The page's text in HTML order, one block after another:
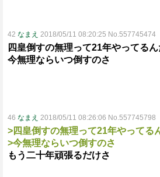
42 なまえ 2018/05/11 08:20:25 No.557745474
四皇倒すの無理って21年やってる
今無理ならいつ倒すのさ
46 なまえ 2018/05/11 08:26:06 No.557745798
>四皇倒すの無理って21年やってる
>今無理ならいつ倒すのさ
もう二十年頑張るだけさ